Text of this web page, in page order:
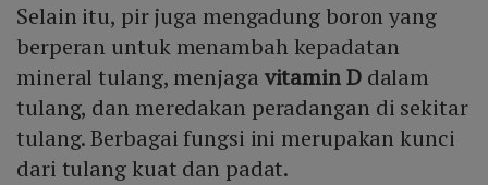
Selain itu, pir juga mengadung boron yang
berperan untuk menambah kepadatan
mineral tulang, menjaga vitamin Ddalam
tulang, dan meredakan peradangan di sekitar
tulang. Berbagai fungsi ini merupakan kunci
dari tulang kuat dan padat.